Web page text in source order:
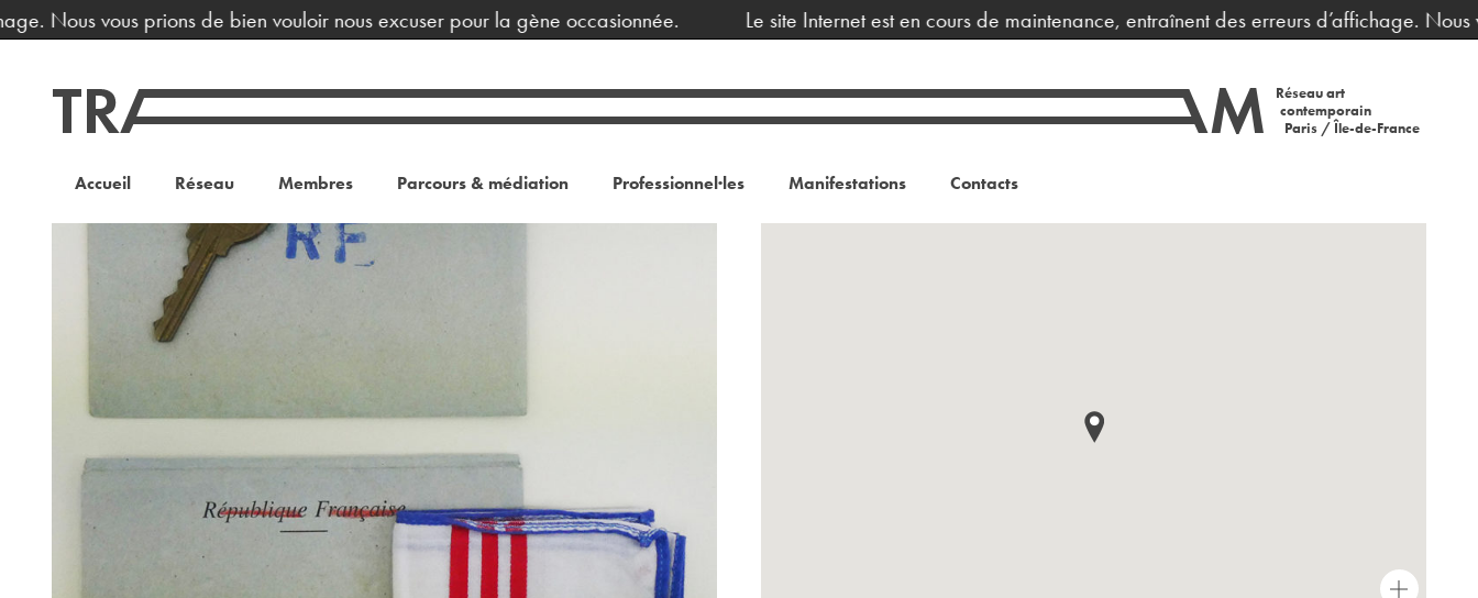
vous prions de bien vouloir nous excuser pour la gène occasionnée. Le site Internet est en cours de maintenance, entraînent des erreurs d’affichage. Nous
Réseau art
contemporain
Paris / Île-de-France
Accueil Réseau Membres Parcours & médiation Professionnel·les Manifestations Contacts